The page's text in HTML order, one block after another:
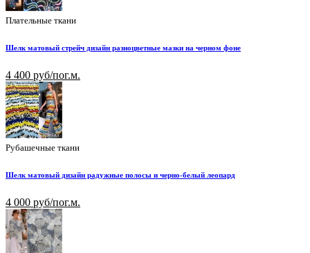
Плательные ткани
Шелк матовый стрейч дизайн разноцветные мазки на черном фоне
4 400 руб/пог.м.
Рубашечные ткани
Шелк матовый дизайн радужные полосы и черно-белый леопард
4 000 руб/пог.м.